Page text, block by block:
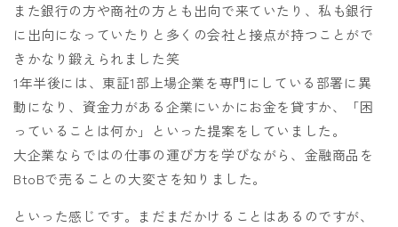
また銀行の方や商社の方とも出向で来ていたり、私も銀行
に出向になっていたりと多くの会社と接点が持つことがで
きかなり鍛えられました笑
1年半後には、東証1部上場企業を専門にしている部署に異
動になり、資金力がある企業にいかにお金を貸すか、「困
っていることは何か」といった提案をしていました。
大企業ならではの仕事の運び方を学びながら、金融商品を
BtoBで売ることの大変さを知りました。
といった感じです。まだまだかけることはあるのですが、